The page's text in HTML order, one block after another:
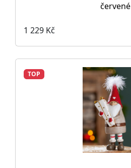
červené
1 229 Kč
TOP